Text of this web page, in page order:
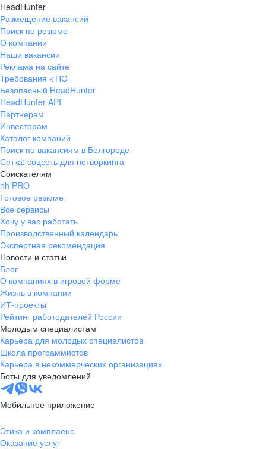
HeadHunter
Размещение вакансий
Поиск по резюме
О компании
Наши вакансии
Реклама на сайте
Требования к ПО
Безопасный HeadHunter
HeadHunter API
Партнерам
Инвесторам
Каталог компаний
Поиск по вакансиям в Белгороде
Сетка: соцсеть для нетворкинга
Соискателям
hh PRO
Готовое резюме
Все сервисы
Хочу у вас работать
Производственный календарь
Экспертная рекомендация
Новости и статьи
Блог
О компаниях в игровой форме
Жизнь в компании
ИТ-проекты
Рейтинг работодателей России
Молодым специалистам
Карьера для молодых специалистов
Школа программистов
Карьера в некоммерческих организациях
Боты для уведомлений
Мобильное приложение
Этика и комплаенс
Оказание услуг